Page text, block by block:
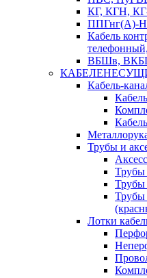
КГ, КГН,
ППГнг(А)-
Кабель
ВБШв,
Кабель-
Трубы и
Трубы
Трубы
Лотки